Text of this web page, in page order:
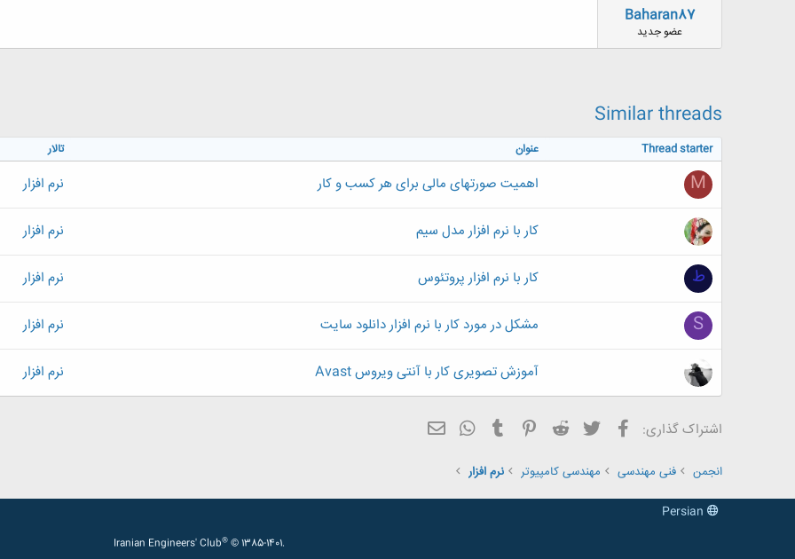
Baharan87
عضو جدید
Similar threads
Thread starter عنوان تالار
M اهمیت صورتهای مالی برای هر کسب و کار نرم افزار
کار با نرم افزار مدل سیم نرم افزار
ط کار با نرم افزار پروتئوس نرم افزار
S مشکل در مورد کار با نرم افزار دانلود سایت نرم افزار
آموزش تصویری کار با آنتی ویروس Avast نرم افزار
اشتراک گذاری: فیسبوکتویتر Reddit
Pinterest
Tumblr
WhatsApp
انجمن فنی مهندسی مهندسی کامپیوتر نرم افزار
Iranian Engineers' Club® © 1385-1401.